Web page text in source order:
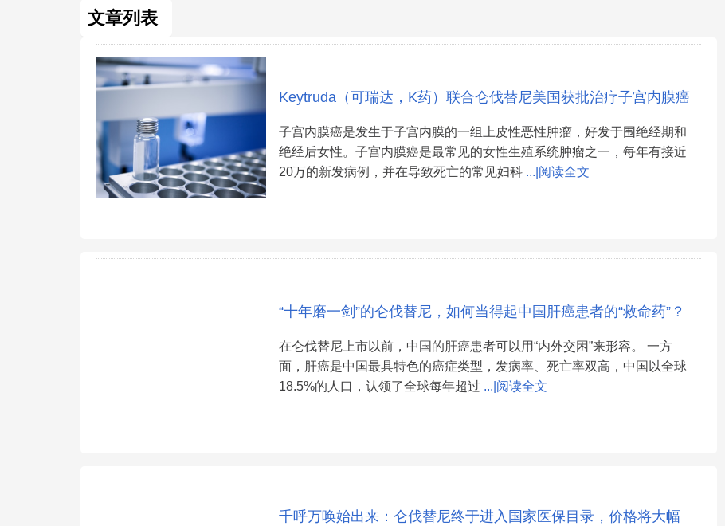
文章列表
Keytruda（可瑞达，K药）联合仑伐替尼美国获批治疗子宫内膜癌
子宫内膜癌是发生于子宫内膜的一组上皮性恶性肿瘤，好发于围绝经期和
绝经后女性。子宫内膜癌是最常见的女性生殖系统肿瘤之一，每年有接近
20万的新发病例，并在导致死亡的常见妇科 ...|阅读全文
“十年磨一剑”的仑伐替尼，如何当得起中国肝癌患者的“救命药”？
在仑伐替尼上市以前，中国的肝癌患者可以用“内外交困”来形容。 一方
面，肝癌是中国最具特色的癌症类型，发病率、死亡率双高，中国以全球
18.5%的人口，认领了全球每年超过 ...|阅读全文
千呼万唤始出来：仑伐替尼终于进入国家医保目录，价格将大幅